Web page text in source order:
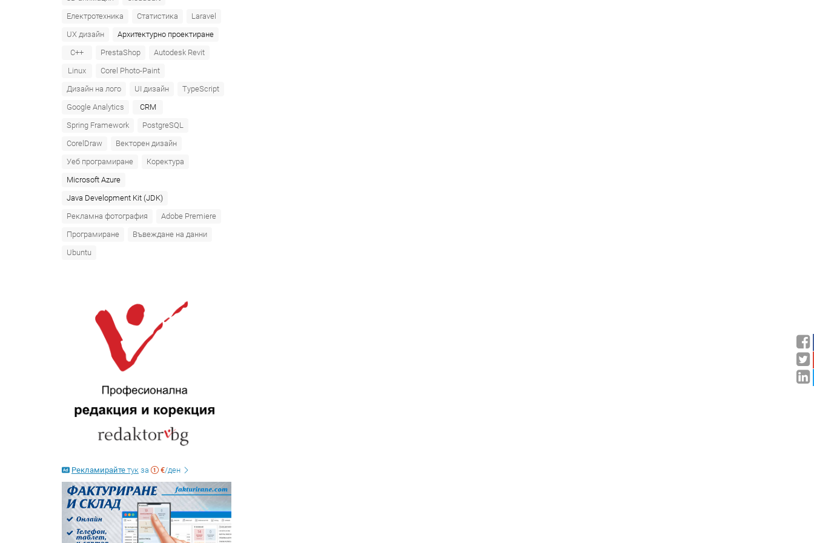
Електротехника
Статистика
Laravel
UX дизайн
Архитектурно проектиране
C++
PrestaShop
Autodesk Revit
Linux
Corel Photo-Paint
Дизайн на лого
UI дизайн
TypeScript
Google Analytics
CRM
Spring Framework
PostgreSQL
CorelDraw
Векторен дизайн
Уеб програмиране
Коректура
Microsoft Azure‎
Java Development Kit (JDK)
Рекламна фотография
Adobe Premiere
Програмиране
Въвеждане на данни
Ubuntu
Рекламирайте тук за €/ден